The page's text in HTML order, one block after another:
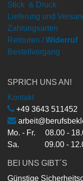
Stick & Druck
Lieferung und
Zahlungsarten
Retouren / Widerruf
Bestellvorgang
SPRICH UNS AN!
Kontakt
+49 3643 511452
Mo. - Fr. 08.00 -
Sa. 09.00 -
BEI UNS GIBT´S
Günstige